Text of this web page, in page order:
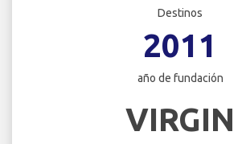
Destinos
2011
año de fundación
VIRGIN